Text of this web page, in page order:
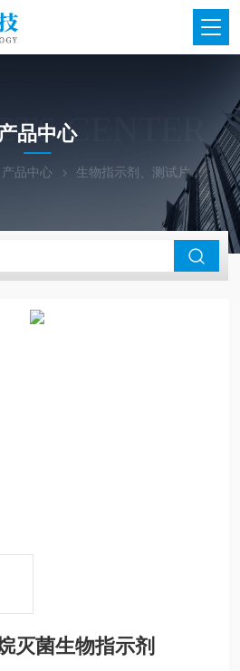
CENTER
产品中心
产品中心 生物指示剂、测试片 福
灭菌生物指示剂